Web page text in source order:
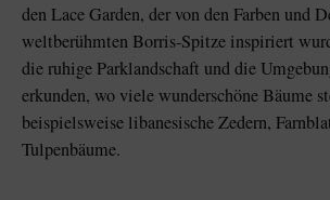
den Lace Garden, der von den Farben und
weltberühmten Borris-Spitze inspiriert
die ruhige Parklandschaft und die
erkunden, wo viele wunderschöne Bäume
beispielsweise libanesische Zedern,
Tulpenbäume.